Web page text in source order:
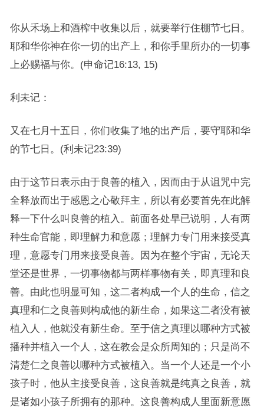
你从禾场上和酒榨中收集以后，就要举行住棚节七日。
耶和华你神在你一切的出产上，和你手里所办的一切事
上必赐福与你。(申命记16:13, 15)
利未记：
又在七月十五日，你们收集了地的出产后，要守耶和华
的节七日。(利未记23:39)
由于这节日表示由于良善的植入，因而由于从诅咒中完
全释放而出于感恩之心敬拜主，所以有必要首先在此解
释一下什么叫良善的植入。前面各处早已说明，人有两
种生命官能，即理解力和意愿；理解力专门用来接受真
理，意愿专门用来接受良善。因为在整个宇宙，无论天
堂还是世界，一切事物都与两样事物有关，即真理和良
善。由此也明显可知，这二者构成一个人的生命，信之
真理和仁之良善则构成他的新生命，如果这二者没有被
植入人，他就没有新生命。至于信之真理以哪种方式被
播种并植入一个人，这在教会是众所周知的；只是尚不
清楚仁之良善以哪种方式被植入。当一个人还是一个小
孩子时，他从主接受良善，这良善就是纯真之良善，就
是诸如小孩子所拥有的那种。这良善构成人里面新意愿